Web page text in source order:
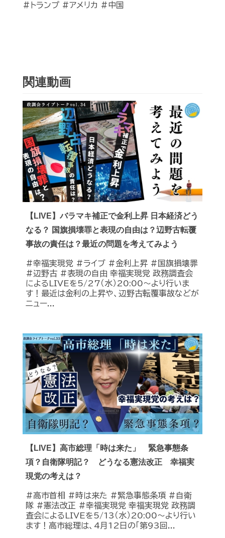
#トランプ #アメリカ #中国
関連動画
【LIVE】バラマキ補正で金利上昇 日本経済どう
なる？ 国旗損壊罪と表現の自由は？辺野古転覆
事故の責任は？最近の問題を考えてみよう
#幸福実現党 #ライブ #金利上昇 #国旗損壊罪
#辺野古 #表現の自由 幸福実現党 政務調査会
によるLIVEを5/27（水）20:00〜より行いま
す！最近は金利の上昇や、辺野古転覆事故などが
ニュー...
【LIVE】高市総理「時は来た」 緊急事態条
項？自衛隊明記？ どうなる憲法改正 幸福実
現党の考えは？
#高市首相 #時は来た #緊急事態条項 #自衛
隊 #憲法改正 #幸福実現党 幸福実現党 政務調
査会によるLIVEを5/13（水）20:00〜より行い
ます！高市総理は、4月12日の「第93回...